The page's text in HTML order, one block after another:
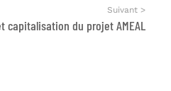
Suivant >
capitalisation du projet AMEAL